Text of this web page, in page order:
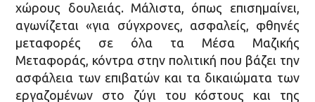
χώρους δουλειάς. Μάλιστα, όπως επισημαίνει,
αγωνίζεται «για σύγχρονες, ασφαλείς, φθηνές
μεταφορές σε όλα τα Μέσα Μαζικής
Μεταφοράς, κόντρα στην πολιτική που βάζει την
ασφάλεια των επιβατών και τα δικαιώματα των
εργαζομένων στο ζύγι του κόστους και της